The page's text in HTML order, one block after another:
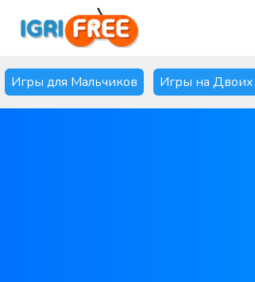
Игры для Мальчиков Игры на Двоих